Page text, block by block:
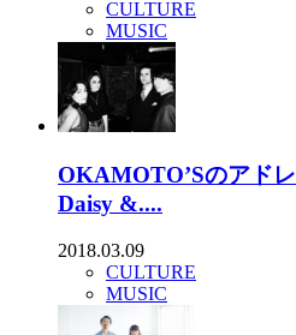
CULTURE
MUSIC
OKAMOTO’Sのアド
Daisy &....
2018.03.09
CULTURE
MUSIC